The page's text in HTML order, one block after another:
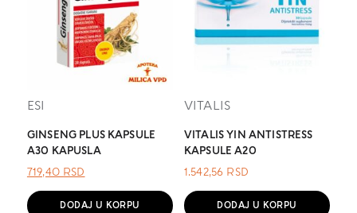
ESI
GINSENG PLUS KAPSULE
A30 KAPUSLA
ОРИГИНАЛНА
ЈЕ
719,40 RSD
ЈЕ:
DODAJ U KORPU
VITALIS
VITALIS YIN ANTISTRESS
KAPSULE A20
1.542,56 RSD
DODAJ U KORPU